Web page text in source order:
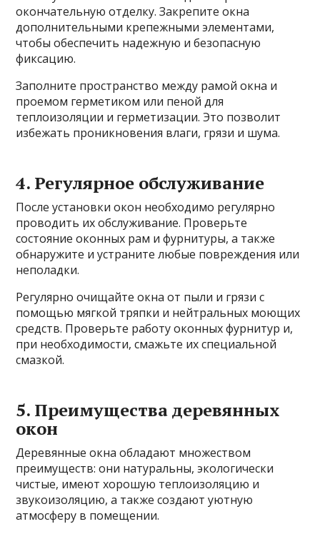
окончательную отделку. Закрепите окна
дополнительными крепежными элементами,
чтобы обеспечить надежную и безопасную
фиксацию.
Заполните пространство между рамой окна и
проемом герметиком или пеной для
теплоизоляции и герметизации. Это позволит
избежать проникновения влаги, грязи и шума.
4. Регулярное обслуживание
После установки окон необходимо регулярно
проводить их обслуживание. Проверьте
состояние оконных рам и фурнитуры, а также
обнаружите и устраните любые повреждения или
неполадки.
Регулярно очищайте окна от пыли и грязи с
помощью мягкой тряпки и нейтральных моющих
средств. Проверьте работу оконных фурнитур и,
при необходимости, смажьте их специальной
смазкой.
5. Преимущества деревянных
окон
Деревянные окна обладают множеством
преимуществ: они натуральны, экологически
чистые, имеют хорошую теплоизоляцию и
звукоизоляцию, а также создают уютную
атмосферу в помещении.